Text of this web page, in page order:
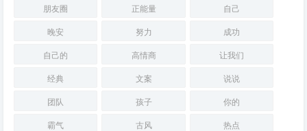
朋友圈
正能量
自己
晚安
努力
成功
自己的
高情商
让我们
经典
文案
说说
团队
孩子
你的
霸气
古风
热点